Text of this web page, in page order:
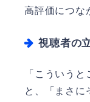
高評価につな
視聴者の
「こういう
と、「まさに